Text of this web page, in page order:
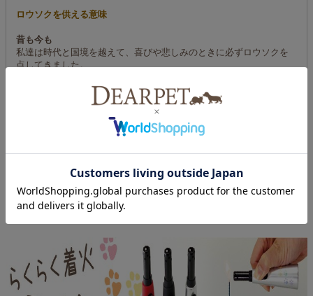
ロウソクを供える意味
昔も今も
私達は時代と国境を越えて、喜びや悲しみのときに必ずロウソクを
点してきました。
仏教では五供(ごく)として花・水・ご飯・香・灯明を供えます。ロウ
ソクの灯りを供えることで、炎で周りの不浄を清め、苦しみから離
脱するために煩悩の闇に光を当てる(智恵を以って悟りを開く)意味が
橋といわれています。
すし、天国とつながっていると思うと嬉しいですね。
祈りの場で亡くした家族を偲ぶとき、『心が元気になる』良いロウ
ソクをお選びいただきたいです。